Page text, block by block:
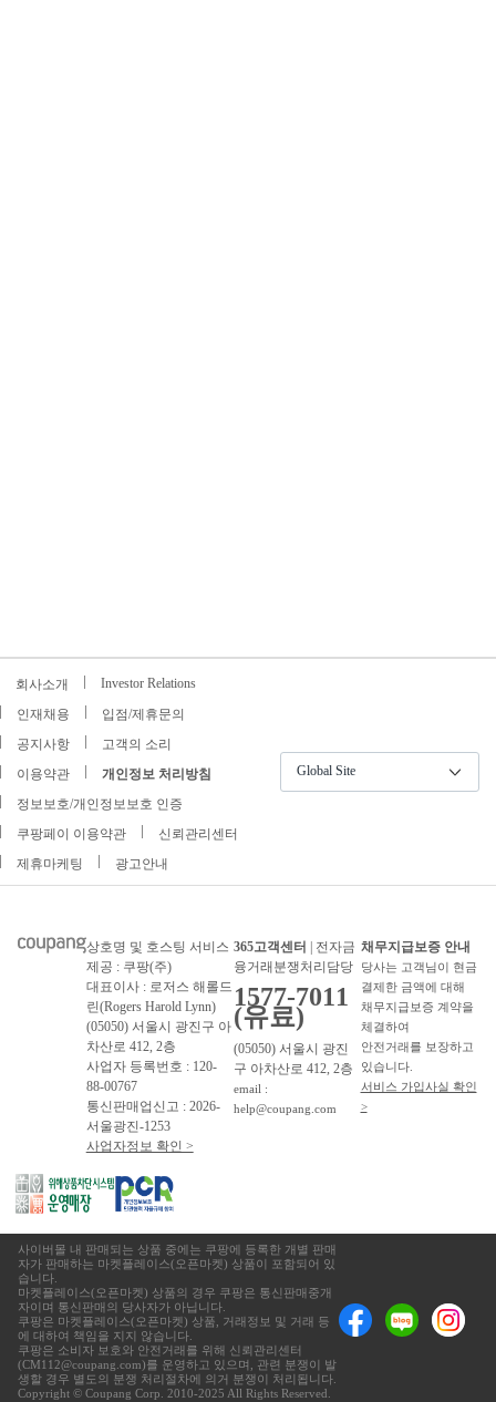
회사소개
Investor Relations
인재채용
입점/제휴문의
공지사항
고객의 소리
이용약관
개인정보 처리방침
정보보호/개인정보보호 인증
쿠팡페이 이용약관
신뢰관리센터
제휴마케팅
광고안내
Global Site
상호명 및 호스팅 서비스
제공 : 쿠팡(주)
대표이사 : 로저스 해롤드
린(Rogers Harold Lynn)
(05050) 서울시 광진구 아
차산로 412, 2층
사업자 등록번호 : 120-
88-00767
통신판매업신고 : 2026-
서울광진-1253
사업자정보 확인 >
365고객센터
| 전자금
융거래분쟁처리담당
1577-7011
(유료)
(05050) 서울시 광진
구 아차산로 412, 2층
email :
help@coupang.com
채무지급보증 안내
당사는 고객님이 현금
결제한 금액에 대해
채무지급보증 계약을
체결하여
안전거래를 보장하고
있습니다.
서비스 가입사실 확인
>
사이버몰 내 판매되는 상품 중에는 쿠팡에 등록한 개별 판매
자가 판매하는 마켓플레이스(오픈마켓) 상품이 포함되어 있
습니다.
마켓플레이스(오픈마켓) 상품의 경우 쿠팡은 통신판매중개
자이며 통신판매의 당사자가 아닙니다.
쿠팡은 마켓플레이스(오픈마켓) 상품, 거래정보 및 거래 등
에 대하여 책임을 지지 않습니다.
쿠팡은 소비자 보호와 안전거래를 위해 신뢰관리센터
(CM112@coupang.com)를 운영하고 있으며, 관련 분쟁이 발
생할 경우 별도의 분쟁 처리절차에 의거 분쟁이 처리됩니다.
Copyright © Coupang Corp. 2010-2025 All Rights Reserved.